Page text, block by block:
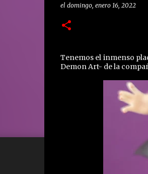
el domingo, enero 16, 2022
Tenemos el inmenso
Demon Art- de la